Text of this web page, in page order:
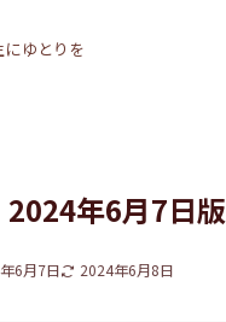
ゆとりを
年6月7日版
6月7日 2024年6月8日